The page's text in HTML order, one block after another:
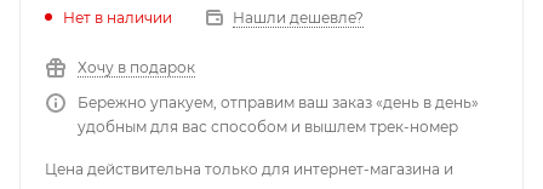
Нет в наличии Нашли дешевле?
Хочу в подарок
Бережно упакуем, отправим ваш заказ «день в день»
удобным для вас способом и вышлем трек-номер
Цена действительна только для интернет-магазина и